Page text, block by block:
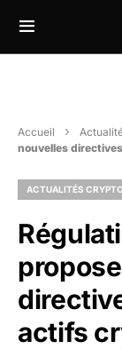
Accueil
nouvelles
ACTUALITÉS CRYPTO
actifs